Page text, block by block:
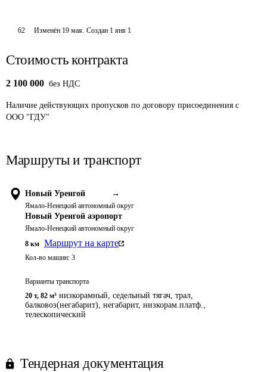
62 Изменён 19 мая. Создан 1 янв 1
Стоимость контракта
2 100 000 без НДС
Наличие действующих пропусков по договору присоединения с
ООО "ГДУ"
Маршруты и транспорт
Новый Уренгой →
Ямало-Ненецкий автономный округ
Новый Уренгой аэропорт
Ямало-Ненецкий автономный округ
8 км Маршрут на карте
Кол-во машин: 3
Варианты транспорта
20 т, 82 м³ низкорамный, седельный тягач, трал,
балковоз(негабарит), негабарит, низкорам.платф.,
телескопический
Тендерная документация